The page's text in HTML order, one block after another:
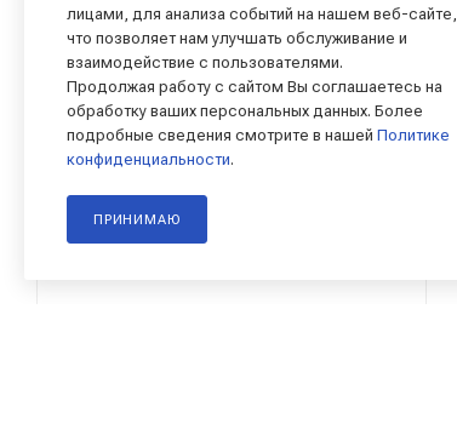
лицами, для анализа событий на нашем веб-сайте,
что позволяет нам улучшать обслуживание и
взаимодействие с пользователями.
Продолжая работу с сайтом Вы соглашаетесь на
обработку ваших персональных данных. Более
подробные сведения смотрите в нашей Политике
конфиденциальности.
ПРИНИМАЮ